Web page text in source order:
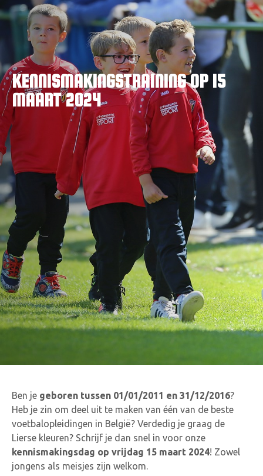
KENNISMAKINGSTRAINING OP 15
MAART 2024
Ben je geboren tussen 01/01/2011 en 31/12/2016?
Heb je zin om deel uit te maken van één van de beste
voetbalopleidingen in België? Verdedig je graag de
Lierse kleuren? Schrijf je dan snel in voor onze
kennismakingsdag op vrijdag 15 maart 2024! Zowel
jongens als meisjes zijn welkom.
FANSHOP
FAQ
VACATURES
CONTACTEER ONS